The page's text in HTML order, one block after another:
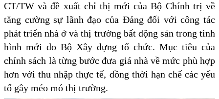
CT/TW và đề xuất chỉ thị mới của Bộ Chính trị về
tăng cường sự lãnh đạo của Đảng đối với công tác
phát triển nhà ở và thị trường bất động sản trong tình
hình mới do Bộ Xây dựng tổ chức. Mục tiêu của
chính sách là từng bước đưa giá nhà về mức phù hợp
hơn với thu nhập thực tế, đồng thời hạn chế các yếu
tố gây méo mó thị trường.